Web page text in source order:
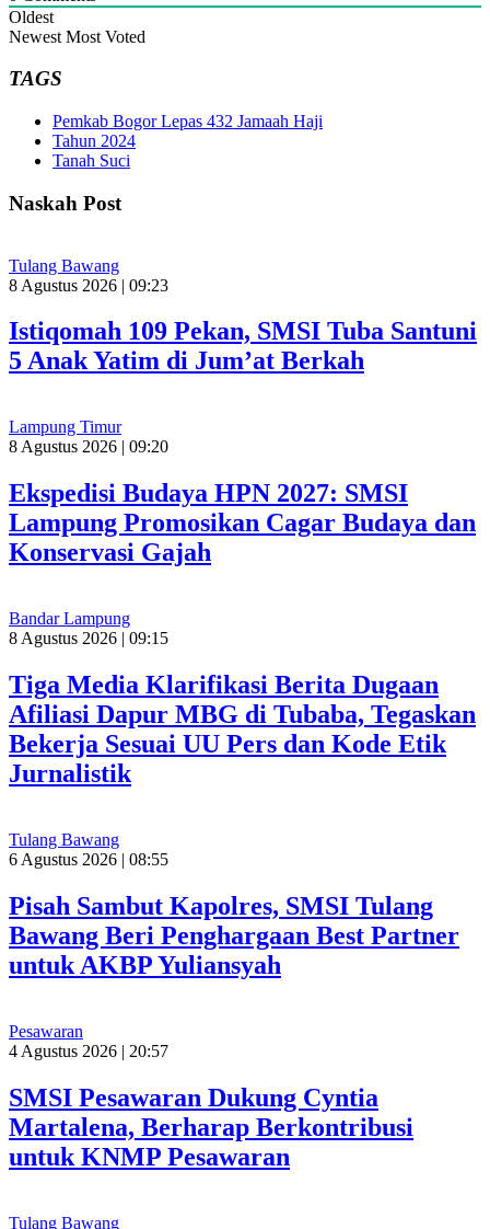
Oldest
Newest Most Voted
TAGS
Pemkab Bogor Lepas 432 Jamaah Haji
Tahun 2024
Tanah Suci
Naskah Post
Tulang Bawang
8 Agustus 2026 | 09:23
Istiqomah 109 Pekan, SMSI Tuba Santuni
5 Anak Yatim di Jum’at Berkah
Lampung Timur
8 Agustus 2026 | 09:20
Ekspedisi Budaya HPN 2027: SMSI
Lampung Promosikan Cagar Budaya dan
Konservasi Gajah
Bandar Lampung
8 Agustus 2026 | 09:15
Tiga Media Klarifikasi Berita Dugaan
Afiliasi Dapur MBG di Tubaba, Tegaskan
Bekerja Sesuai UU Pers dan Kode Etik
Jurnalistik
Tulang Bawang
6 Agustus 2026 | 08:55
Pisah Sambut Kapolres, SMSI Tulang
Bawang Beri Penghargaan Best Partner
untuk AKBP Yuliansyah
Pesawaran
4 Agustus 2026 | 20:57
SMSI Pesawaran Dukung Cyntia
Martalena, Berharap Berkontribusi
untuk KNMP Pesawaran
Tulang Bawang